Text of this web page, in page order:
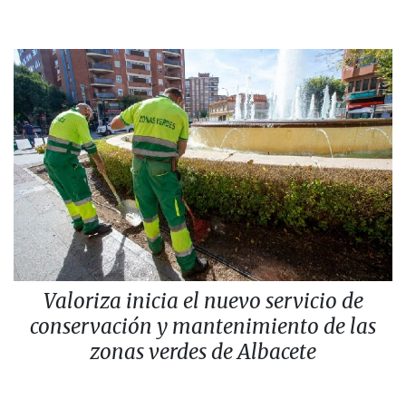
Valoriza inicia el nuevo servicio de
conservación y mantenimiento de las
zonas verdes de Albacete